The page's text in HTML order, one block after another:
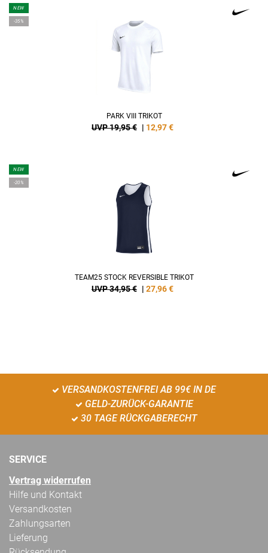
NEW
-35%
PARK VIII TRIKOT
UVP 19,95 € | 12,97€
NEW
-20%
TEAM25 STOCK REVERSIBLE TRIKOT
UVP 34,95 € | 27,96€
VERSANDKOSTENFREI AB 99€ IN DE
GELD-ZURÜCK-GARANTIE
30 TAGE RÜCKGABERECHT
SERVICE
Vertrag widerrufen
Hilfe und Kontakt
Versandkosten
Zahlungsarten
Lieferung